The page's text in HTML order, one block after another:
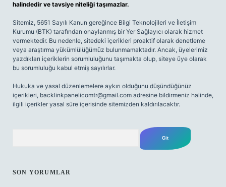
halindedir ve tavsiye niteliği taşımazlar.
Sitemiz, 5651 Sayılı Kanun gereğince Bilgi Teknolojileri ve İletişim
Kurumu (BTK) tarafından onaylanmış bir Yer Sağlayıcı olarak hizmet
vermektedir. Bu nedenle, sitedeki içerikleri proaktif olarak denetleme
veya araştırma yükümlülüğümüz bulunmamaktadır. Ancak, üyelerimiz
yazdıkları içeriklerin sorumluluğunu taşımakta olup, siteye üye olarak
bu sorumluluğu kabul etmiş sayılırlar.
Hukuka ve yasal düzenlemelere aykırı olduğunu düşündüğünüz
içerikleri, backlinkpanelicomtr@gmail.com adresine bildirmeniz halinde,
ilgili içerikler yasal süre içerisinde sitemizden kaldırılacaktır.
SON YORUMLAR